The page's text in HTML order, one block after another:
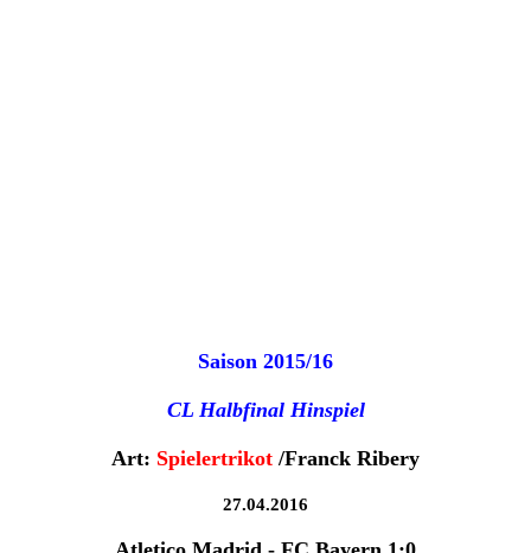
Saison 2015/16
CL Halbfinal Hinspiel
Art: Spielertrikot /Franck Ribery
27.04.2016